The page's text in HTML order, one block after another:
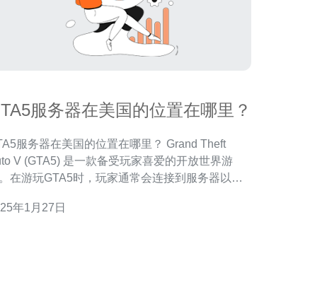
服务器在美国的位置在哪里？
服务器在美国的位置在哪里？ Grand Theft
V (GTA5) 是一款备受玩家喜爱的开放世界游
在游玩GTA5时，玩家通常会连接到服务器以享
会好奇GTA5服务器在美国的位置究竟在哪里。
年1月27日